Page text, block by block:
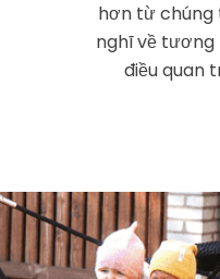
hơn từ chúng
nghĩ về tương
điều quan